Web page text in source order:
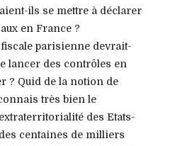
ils se mettre à déclarer
en France ?
parisienne devrait-
lancer des contrôles en
? Quid de la notion de
très bien le
des Etats-
centaines de milliers